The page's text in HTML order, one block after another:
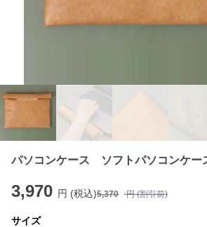
パソコンケース ソフトパソコンケー
3,970 円 (税込)5,370 円 (割引前)
サイズ